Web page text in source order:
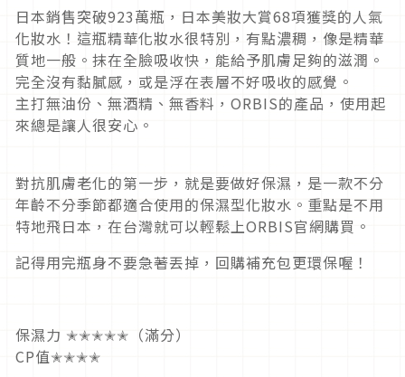
日本銷售突破923萬瓶，日本美妝大賞68項獲獎的人氣
化妝水！這瓶精華化妝水很特別，有點濃稠，像是精華
質地一般。抹在全臉吸收快，能給予肌膚足夠的滋潤。
完全沒有黏膩感，或是浮在表層不好吸收的感覺。
主打無油份、無酒精、無香料，ORBIS的產品，使用起
來總是讓人很安心。
對抗肌膚老化的第一步，就是要做好保濕，是一款不分
年齡不分季節都適合使用的保濕型化妝水。重點是不用
特地飛日本，在台灣就可以輕鬆上ORBIS官網購買。
記得用完瓶身不要急著丟掉，回購補充包更環保喔！
保濕力 ✭✭✭✭✭（滿分）
CP值✭✭✭✭